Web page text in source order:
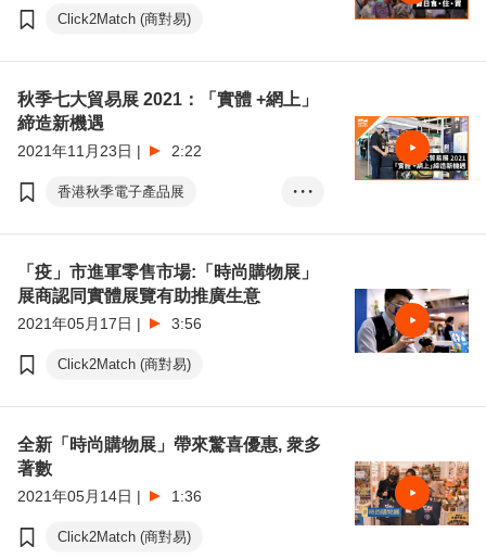
Click2Match (商對易)
秋季七大貿易展 2021：「實體 +網上」
締造新機遇
2021年11月23日 | 2:22
香港秋季電子產品展
• • •
「疫」市進軍零售市場:「時尚購物展」
展商認同實體展覽有助推廣生意
2021年05月17日 | 3:56
Click2Match (商對易)
全新「時尚購物展」帶來驚喜優惠, 衆多
著數
2021年05月14日 | 1:36
Click2Match (商對易)